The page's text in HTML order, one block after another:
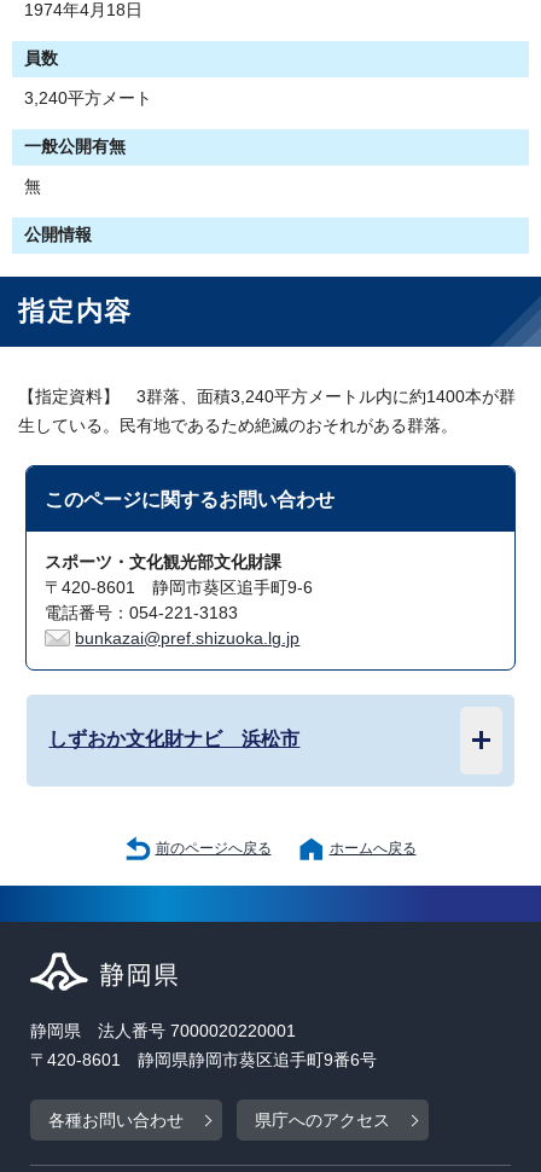
1974年4月18日
員数
3,240平方メート
一般公開有無
無
公開情報
指定内容
【指定資料】 3群落、面積3,240平方メートル内に約1400本が群
生している。民有地であるため絶滅のおそれがある群落。
このページに関するお問い合わせ
スポーツ・文化観光部文化財課
〒420-8601 静岡市葵区追手町9-6
電話番号：054-221-3183
bunkazai@pref.shizuoka.lg.jp
しずおか文化財ナビ 浜松市
前のページへ戻る ホームへ戻る
静岡県 法人番号 7000020220001
〒420-8601 静岡県静岡市葵区追手町9番6号
各種お問い合わせ 県庁へのアクセス